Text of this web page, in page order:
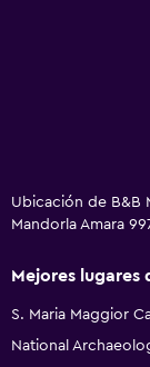
Ubicación de B&B
Mandorla Amara
Mejores lugares
S. Maria Maggior
National